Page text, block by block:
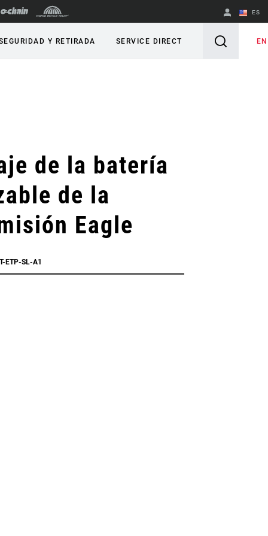
ES
English
Y RETIRADA SERVICE DIRECT
de la batería
de la
Eagle
ETP-SL-A1